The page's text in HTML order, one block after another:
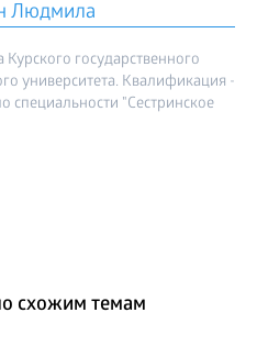
Людмила
государственного
университета. Квалификация -
специальности "Сестринское
схожим темам